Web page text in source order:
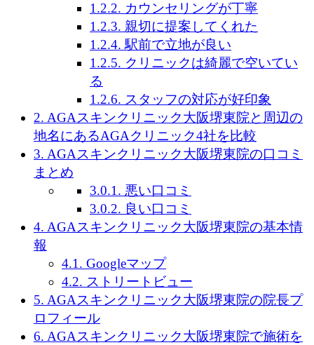
1.2.2. カウンセリングが丁寧
1.2.3. 親切に提案してくれた
1.2.4. 駅前で立地が良い
1.2.5. クリニックは綺麗で空いてい
る
1.2.6. スタッフの対応が好印象
2. AGAスキンクリニック大阪堺東院と周辺の
地名にあるAGAクリニック4社を比較
3. AGAスキンクリニック大阪堺東院の口コミ
まとめ
3.0.1. 悪い口コミ
3.0.2. 良い口コミ
4. AGAスキンクリニック大阪堺東院の基本情
報
4.1. Googleマップ
4.2. ストリートビュー
5. AGAスキンクリニック大阪堺東院の院長プ
ロフィール
6. AGAスキンクリニック大阪堺東院で施術を